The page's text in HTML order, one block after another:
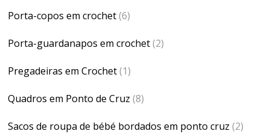
Porta-copos em crochet(6)
Porta-guardanapos em crochet(2)
Pregadeiras em Crochet(1)
Quadros em Ponto de Cruz (8)
Sacos de roupa de bébé bordados em ponto cruz (2)